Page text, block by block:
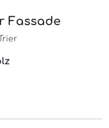
Fassade